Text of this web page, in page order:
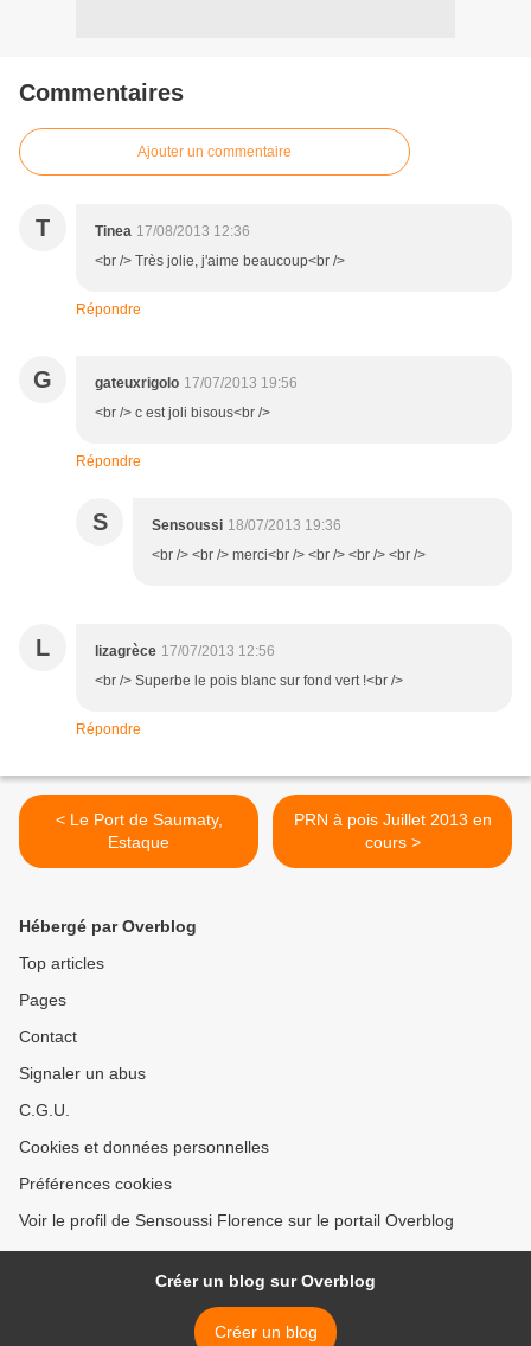
Commentaires
Ajouter un commentaire
T Tinea 17/08/2013 12:36
<br /> Très jolie, j'aime beaucoup<br />
Répondre
G gateuxrigolo 17/07/2013 19:56
<br /> c est joli bisous<br />
Répondre
S Sensoussi 18/07/2013 19:36
<br /> <br /> merci<br /> <br /> <br /> <br />
L lizagrèce 17/07/2013 12:56
<br /> Superbe le pois blanc sur fond vert !<br />
Répondre
< Le Port de Saumaty,
Estaque
PRN à pois Juillet 2013 en
cours >
Hébergé par Overblog
Top articles
Pages
Contact
Signaler un abus
C.G.U.
Cookies et données personnelles
Préférences cookies
Voir le profil de Sensoussi Florence sur le portail Overblog
Créer un blog sur Overblog
Créer un blog